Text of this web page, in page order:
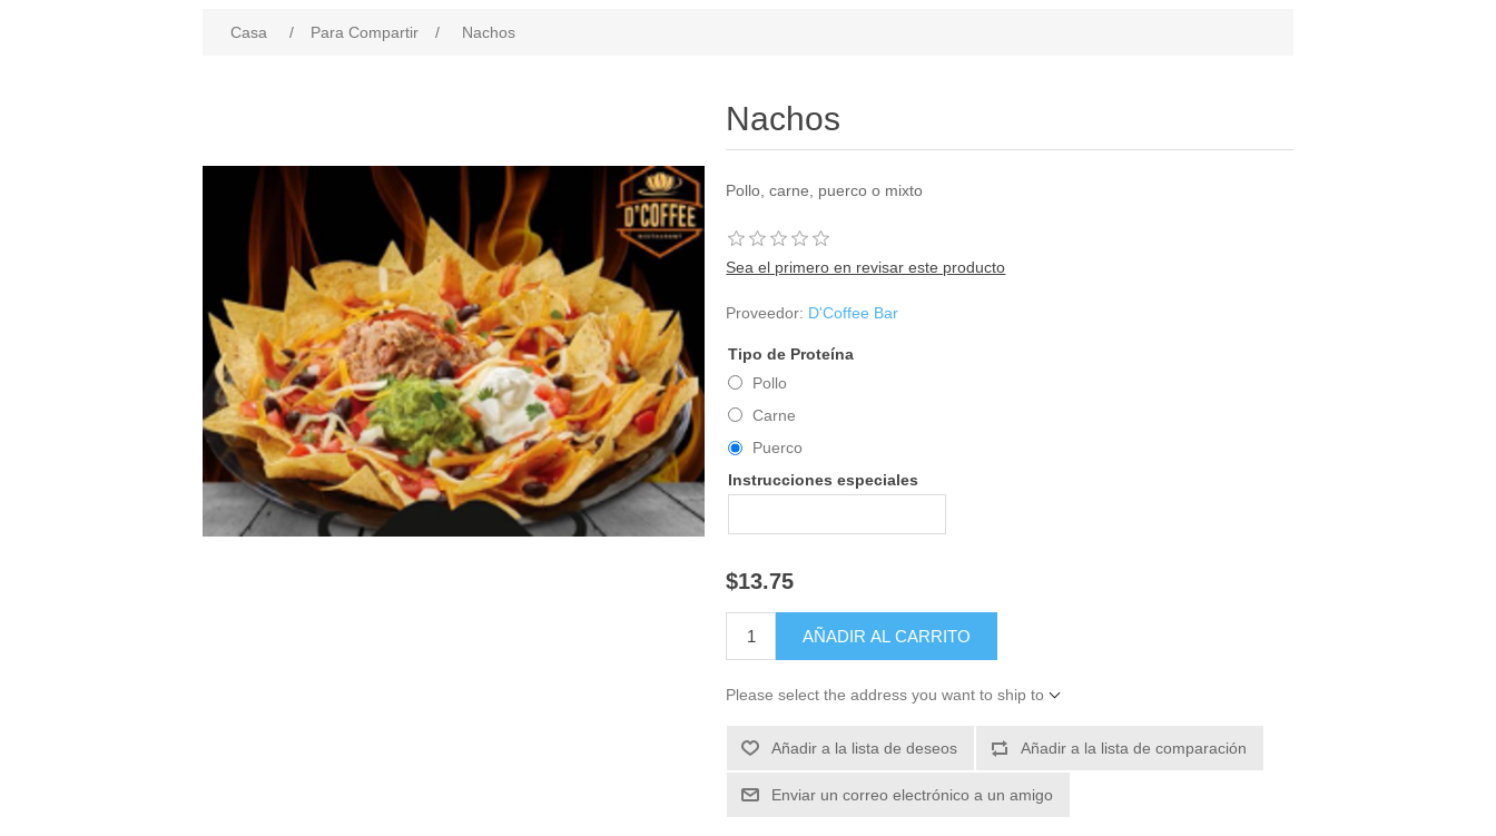
Casa / Para Compartir / Nachos
Nachos
Pollo, carne, puerco o mixto
Sea el primero en revisar este producto
Proveedor: D'Coffee Bar
Tipo de Proteína
Pollo
Carne
Puerco
Instrucciones especiales
$13.75
Please select the address you want to ship to